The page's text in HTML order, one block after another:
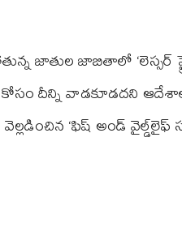
జాతుల జాబితాలో ‘లెస్సర్
దీన్ని వాడకూడదని
‘ఫిష్ అండ్ వైల్డ్‌లైఫ్